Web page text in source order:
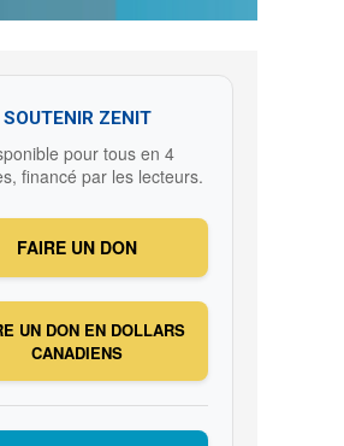
SOUTENIR ZENIT
pour tous en 4
financé par les lecteurs.
FAIRE UN DON
UN DON EN DOLLARS
CANADIENS